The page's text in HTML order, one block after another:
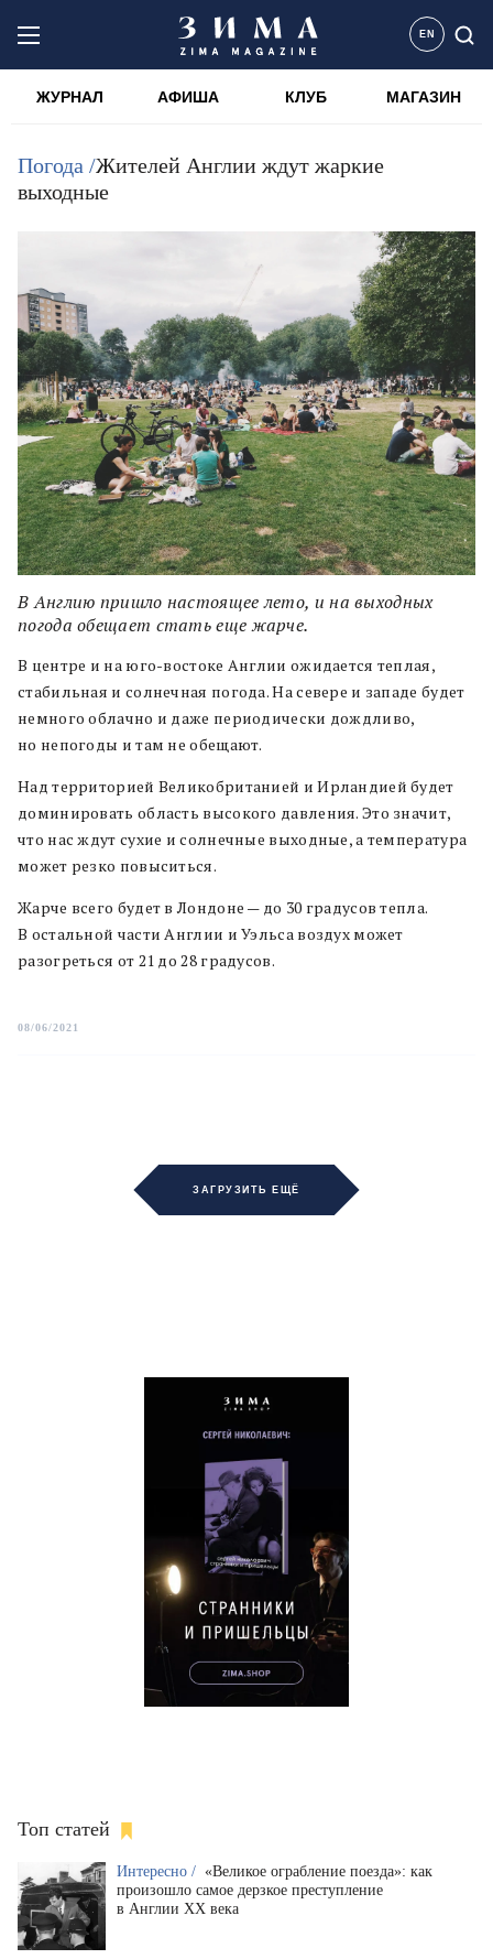
EN
ЖУРНАЛ АФИША КЛУБ МАГАЗИН
Погода /Жителей Англии ждут жаркие
выходные
В Англию пришло настоящее лето, и на выходных
погода обещает стать еще жарче.
В центре и на юго-востоке Англии ожидается теплая,
стабильная и солнечная погода. На севере и западе будет
немного облачно и даже периодически дождливо,
но непогоды и там не обещают.
Над территорией Великобританией и Ирландией будет
доминировать область высокого давления. Это значит,
что нас ждут сухие и солнечные выходные, а температура
может резко повыситься.
Жарче всего будет в Лондоне — до 30 градусов тепла.
В остальной части Англии и Уэльса воздух может
разогреться от 21 до 28 градусов.
08/06/2021
ЗАГРУЗИТЬ ЕЩЁ
Топ статей
Интересно / «Великое ограбление поезда»: как
произошло самое дерзкое преступление
в Англии XX века